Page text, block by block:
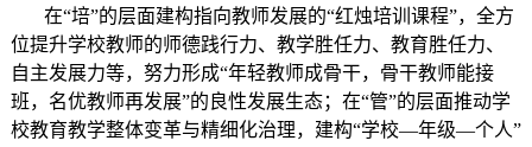
在“培”的层面建构指向教师发展的“红烛培训课程”，全方
位提升学校教师的师德践行力、教学胜任力、教育胜任力、
自主发展力等，努力形成“年轻教师成骨干，骨干教师能接
班，名优教师再发展”的良性发展生态；在“管”的层面推动学
校教育教学整体变革与精细化治理，建构“学校—年级—个人”